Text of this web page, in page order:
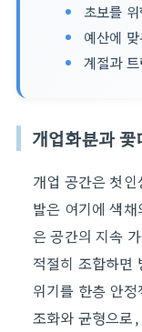
초보를
예산에
계절과
개업화분과
개업 공간은 첫
발은 여기에 색
은 공간의 지속
적절히 조합하면
위기를 한층 안
조화와 균형으로